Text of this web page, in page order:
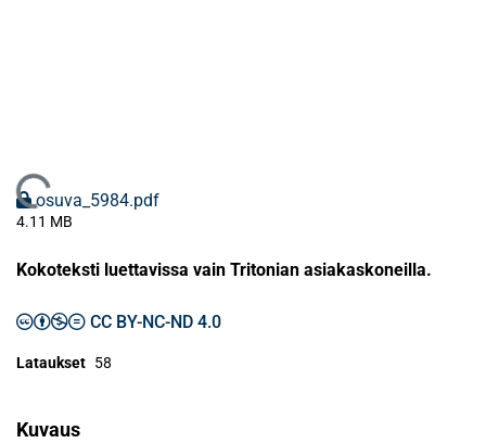
Ladataan...
osuva_5984.pdf
4.11 MB
Kokoteksti luettavissa vain Tritonian asiakaskoneilla.
CC BY-NC-ND 4.0
Lataukset 58
Kuvaus